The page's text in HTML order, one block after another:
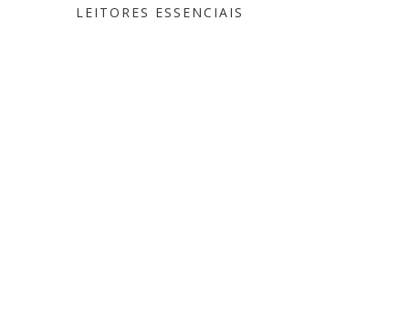
LEITORES ESSENCIAIS